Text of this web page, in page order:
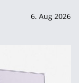
6. Aug 2026